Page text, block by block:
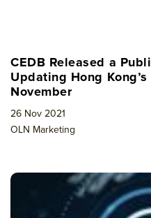
CEDB Released a
Updating Hong
November
26 Nov 2021
OLN Marketing